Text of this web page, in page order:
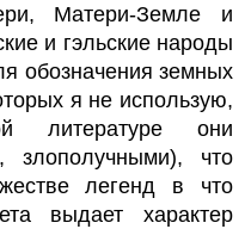
Матери-Земле и
и гэльские народы
обозначения земных
я не использую,
литературе они
злополучными), что
легенд в что
выдает характер